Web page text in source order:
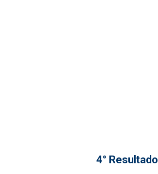
4° Resultado